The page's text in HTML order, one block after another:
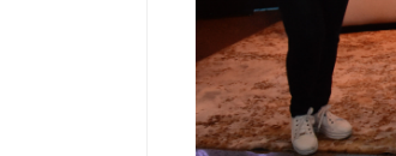
“Donde quiera que estés” el
primer capítulo del universo de
“FRAGMENTOS” su próximo